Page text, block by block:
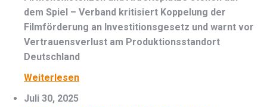
dem Spiel – Verband kritisiert Koppelung der
Filmförderung an Investitionsgesetz und warnt vor
Vertrauensverlust am Produktionsstandort
Deutschland
Weiterlesen
Juli 30, 2025